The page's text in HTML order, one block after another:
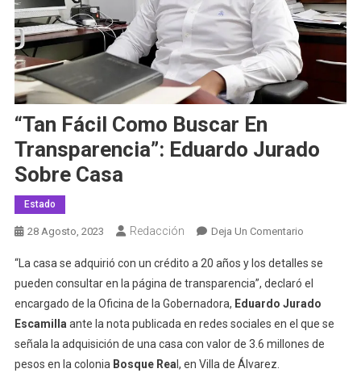
“Tan Fácil Como Buscar En
Transparencia”: Eduardo Jurado
Sobre Casa
Estado
28 Agosto, 2023 Redacción Deja Un ComentarioEn
Fácil
Como
Buscar
En
“La casa se adquirió con un crédito a 20 años y los detalles se
pueden consultar en la página de transparencia”, declaró el
encargado de la Oficina de la Gobernadora, Eduardo Jurado
Escamilla ante la nota publicada en redes sociales en el que se
señala la adquisición de una casa con valor de 3.6 millones de
pesos en la colonia Bosque Rea l, en Villa de Álvarez.